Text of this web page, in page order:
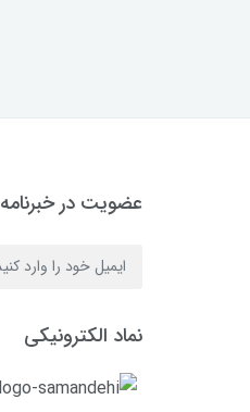
عضویت در خبرنامه
نماد الکترونیکی